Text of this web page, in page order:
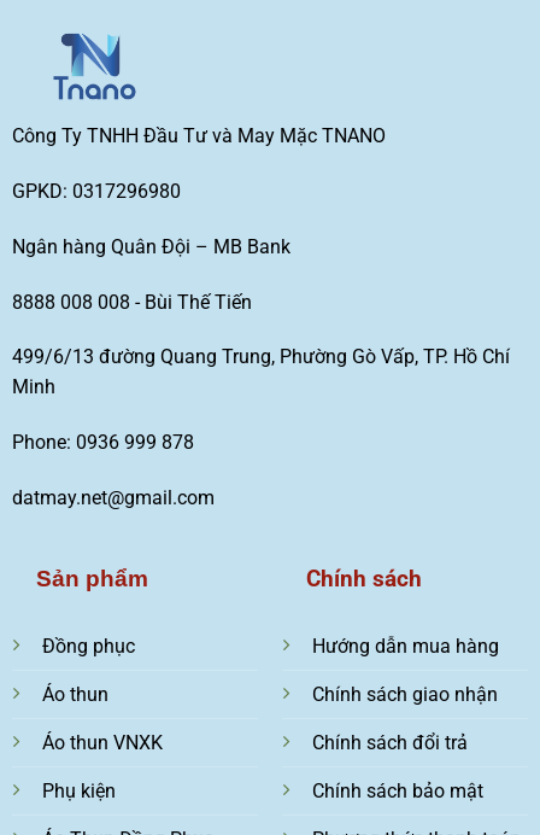
Công Ty TNHH Đầu Tư và May Mặc TNANO
GPKD: 0317296980
Ngân hàng Quân Đội – MB Bank
8888 008 008 - Bùi Thế Tiến
499/6/13 đường Quang Trung, Phường Gò Vấp, TP. Hồ Chí
Minh
Phone: 0936 999 878
datmay.net@gmail.com
Sản phẩm
Đồng phục
Áo thun
Áo thun VNXK
Phụ kiện
Chính sách
Hướng dẫn mua hàng
Chính sách giao nhận
Chính sách đổi trả
Chính sách bảo mật